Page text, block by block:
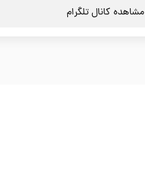
مشاهده کانال تلگرام